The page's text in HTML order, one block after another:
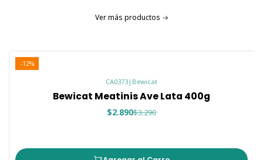
Ver más productos
-12%
CA0373 | Bewicat
Bewicat Meatinis Ave Lata 400g
$2.890$3.290